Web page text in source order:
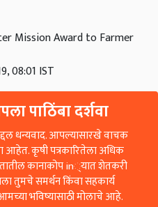
Mission Award to Farmer
08:01 IST
पाठिंबा दर्शवा
धन्यवाद. आपल्यासारखे वाचक
आहेत. कृषी पत्रकारितेला अधिक
कानाकोप in्यात शेतकरी
तुमचे समर्थन किंवा सहकार्य
भविष्यासाठी मोलाचे आहे.